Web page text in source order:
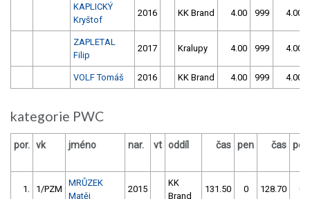
KAPLICKÝ
Kryštof
2016 KK Brand 4.00 999 4.00
ZAPLETAL
Filip
2017 Kralupy 4.00 999 4.00
VOLF Tomáš 2016 KK Brand 4.00 999 4.00
kategorie PWC
por. vk jméno nar. vt oddíl čas pen čas pen
1. 1/PZM
MRŮZEK
Matěj
2015
KK
Brand
131.50 0 128.70 0